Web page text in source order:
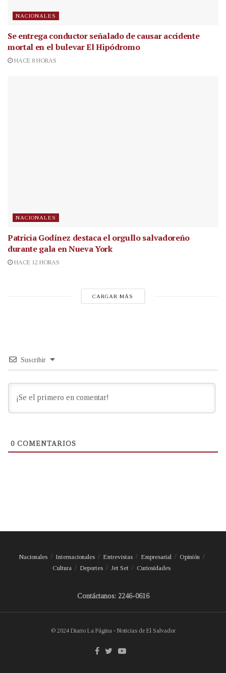
NACIONALES
Se entrega conductor señalado de causar accidente
mortal en el bulevar El Hipódromo
HACE 8 HORAS
NACIONALES
Patricia Godínez destaca el orgullo salvadoreño
durante gala en Nueva York
HACE 12 HORAS
CARGAR MÁS
Suscribir
0 COMENTARIOS
Nacionales Internacionales Entrevistas Empresarial
Opinión
Cultura
Deportes Jet Set Curiosidades
Contáctanos: 2246-0616
© 2024 Diario La Página - Noticias de El Salvador